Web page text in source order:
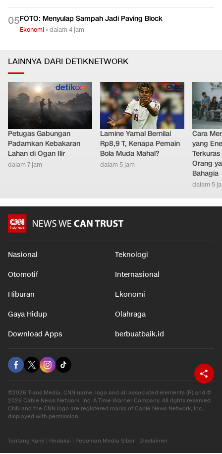
05FOTO: Menyulap Sampah Jadi Paving Block
Ekonomi •dalam 4 jam
LAINNYA DARI DETIKNETWORK
Petugas Gabungan
Padamkan Kebakaran
Lahan di Ogan Ilir
dalam 7 jam
Lamine Yamal Bernilai
Rp8,9 T, Kenapa Pemain
Bola Muda Mahal?
dalam 5 jam
Cara
yang
Orang
Bahagia
dalam 5
Nasional Teknologi
Otomotif Internasional
Hiburan Ekonomi
Gaya Hidup Olahraga
Download Apps berbuatbaik.id
©2026 Trans Media, CNN name, logo and all associated elements (R) and ©
2026 Cable News Network, Inc. A Time Warner Company. All rights reserved.
CNN and the CNN logo are registered marks of Cable News Network, Inc.,
displayed with permission.
Tentang Kami Redaksi Pedoman Media Siber Disclaimer